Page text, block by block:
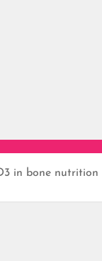
in bone nutrition